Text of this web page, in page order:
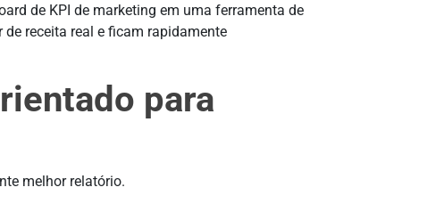
de KPI de marketing em uma ferramenta de
receita real e ficam rapidamente
para
melhor relatório.